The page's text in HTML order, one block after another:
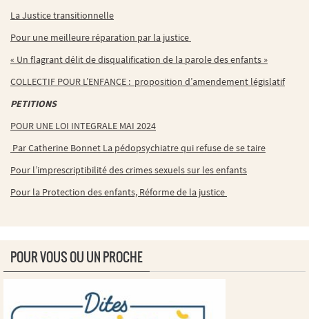
La Justice transitionnelle
Pour une meilleure réparation par la justice
« Un flagrant délit de disqualification de la parole des enfants »
COLLECTIF POUR L’ENFANCE : proposition d’amendement législatif
PETITIONS
POUR UNE LOI INTEGRALE MAI 2024
Par Catherine Bonnet La pédopsychiatre qui refuse de se taire
Pour l’imprescriptibilité des crimes sexuels sur les enfants
Pour la Protection des enfants, Réforme de la justice
POUR VOUS OU UN PROCHE